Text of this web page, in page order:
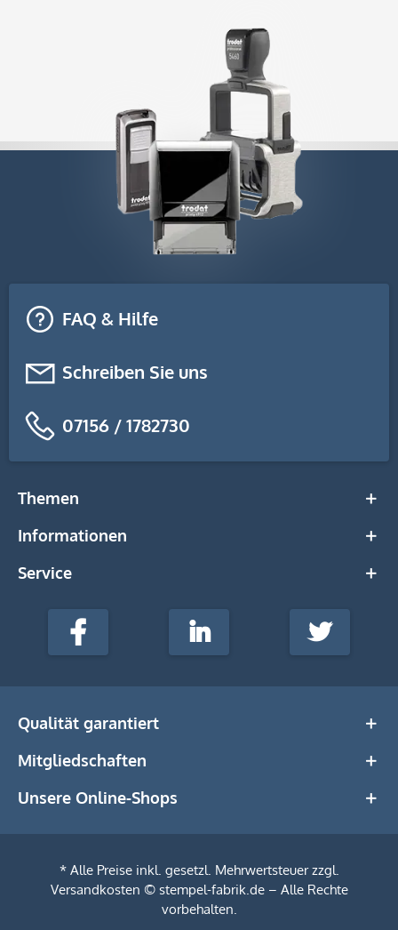
FAQ & Hilfe
Schreiben Sie uns
07156 / 1782730
Themen
Informationen
Service
stempel-
Media
Facebook LinkedIn Twitter
Qualität garantiert
Mitgliedschaften
Unsere Online-Shops
* Alle Preise inkl. gesetzl. Mehrwertsteuer zzgl.
Versandkosten © stempel-fabrik.de – Alle Rechte
vorbehalten.